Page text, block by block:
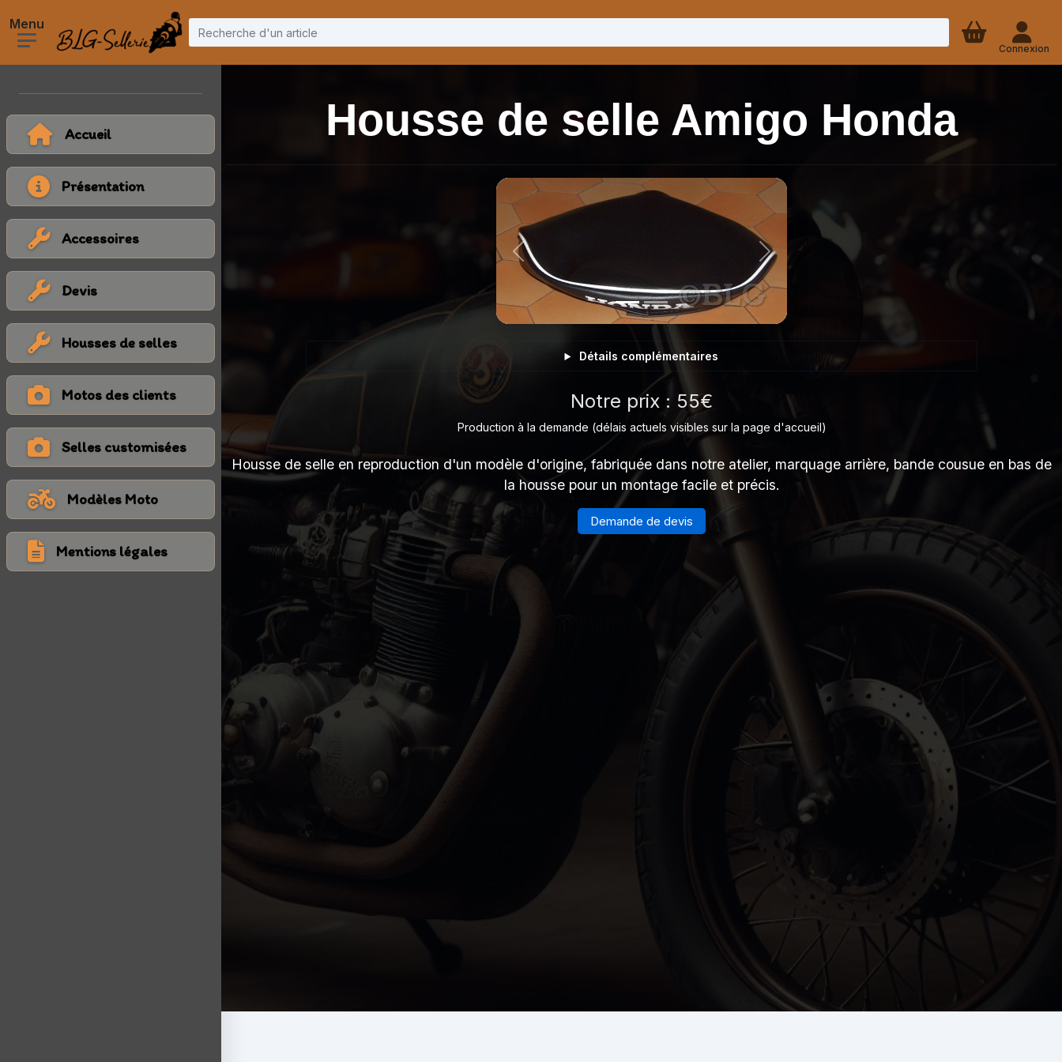
Accueil
Présentation
Accessoires
Devis
Housses de selles
Motos des clients
Selles customisées
Modèles Moto
Mentions légales
Connexion
Housse de selle Amigo Honda
Next
Détails complémentaires
Notre prix : 55€
Production à la demande (délais actuels visibles sur la page d'accueil)
Housse de selle en reproduction d'un modèle d'origine, fabriquée dans notre atelier, marquage arrière, bande cousue en bas de
la housse pour un montage facile et précis.
Demande de devis